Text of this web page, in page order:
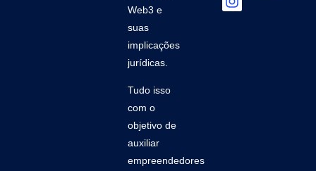
Web3 e
suas
implicações
jurídicas.
Tudo isso
com o
objetivo de
auxiliar
empreendedores